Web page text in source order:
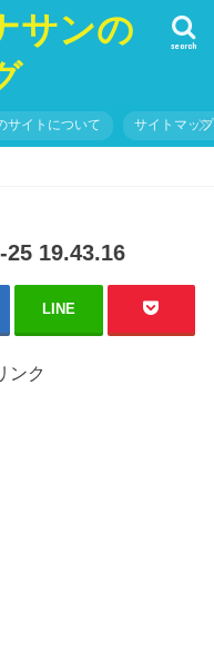
サンの
search
サイトについて サイトマップ
25 19.43.16
LINE
ンク